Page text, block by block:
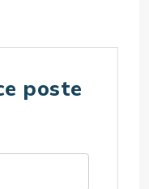
poste